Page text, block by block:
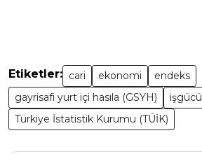
Etiketler: cari ekonomi
endeks
gayrisafi yurt içi hasıla (GSYH)
işgücü
Türkiye İstatistik Kurumu (TÜİK)